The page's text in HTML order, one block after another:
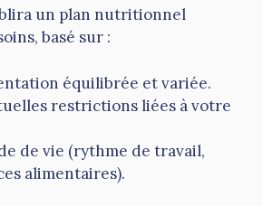
un plan nutritionnel
basé sur :
équilibrée et variée.
restrictions liées à votre
de vie (rythme de travail,
alimentaires).